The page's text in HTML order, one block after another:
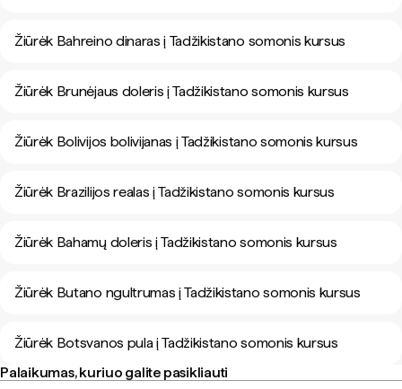
Žiūrėk Bahreino dinaras į Tadžikistano somonis kursus
Žiūrėk Brunėjaus doleris į Tadžikistano somonis kursus
Žiūrėk Bolivijos bolivijanas į Tadžikistano somonis kursus
Žiūrėk Brazilijos realas į Tadžikistano somonis kursus
Žiūrėk Bahamų doleris į Tadžikistano somonis kursus
Žiūrėk Butano ngultrumas į Tadžikistano somonis kursus
Žiūrėk Botsvanos pula į Tadžikistano somonis kursus
Palaikumas, kuriuo galite pasikliauti